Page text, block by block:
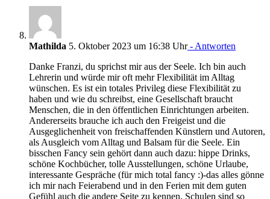
Mathilda 5. Oktober 2023 um 16:38 Uhr- Antworten
Danke Franzi, du sprichst mir aus der Seele. Ich bin auch
Lehrerin und würde mir oft mehr Flexibilität im Alltag
wünschen. Es ist ein totales Privileg diese Flexibilität zu
haben und wie du schreibst, eine Gesellschaft braucht
Menschen, die in den öffentlichen Einrichtungen arbeiten.
Andererseits brauche ich auch den Freigeist und die
Ausgeglichenheit von freischaffenden Künstlern und Autoren,
als Ausgleich vom Alltag und Balsam für die Seele. Ein
bisschen Fancy sein gehört dann auch dazu: hippe Drinks,
schöne Kochbücher, tolle Ausstellungen, schöne Urlaube,
interessante Gespräche (für mich total fancy :)-das alles gönne
ich mir nach Feierabend und in den Ferien mit dem guten
Gefühl auch die andere Seite zu kennen. Schulen sind so